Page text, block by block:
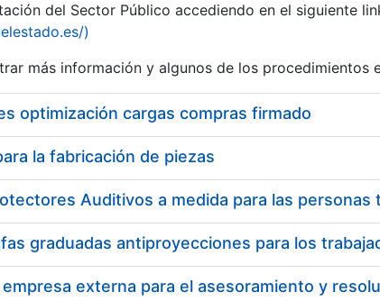
del Sector Público accediendo en el siguiente
)
más información y algunos de los procedimientos
optimización cargas compras firmado
la fabricación de piezas